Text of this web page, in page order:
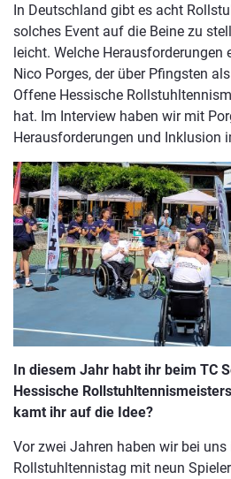
In Deutschland gibt es acht
solches Event auf die Beine zu
leicht. Welche Herausforderungen
Nico Porges, der über Pfingsten
Offene Hessische
hat. Im Interview haben wir mit
Herausforderungen und Inklusion
In diesem Jahr habt ihr beim TC
Hessische
kamt ihr auf die Idee?
Vor zwei Jahren haben wir bei uns
Rollstuhltennistag mit neun